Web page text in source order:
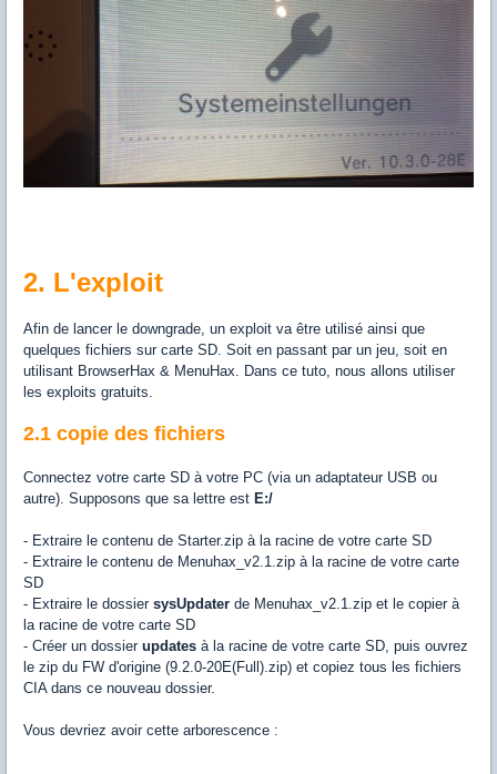
2. L'exploit
Afin de lancer le downgrade, un exploit va être utilisé ainsi que
quelques fichiers sur carte SD. Soit en passant par un jeu, soit en
utilisant BrowserHax & MenuHax. Dans ce tuto, nous allons utiliser
les exploits gratuits.
2.1 copie des fichiers
Connectez votre carte SD à votre PC (via un adaptateur USB ou
autre). Supposons que sa lettre est E:/
- Extraire le contenu de Starter.zip à la racine de votre carte SD
- Extraire le contenu de Menuhax_v2.1.zip à la racine de votre carte
SD
- Extraire le dossier sysUpdater de Menuhax_v2.1.zip et le copier à
la racine de votre carte SD
- Créer un dossier updates à la racine de votre carte SD, puis ouvrez
le zip du FW d'origine (9.2.0-20E(Full).zip) et copiez tous les fichiers
CIA dans ce nouveau dossier.
Vous devriez avoir cette arborescence :